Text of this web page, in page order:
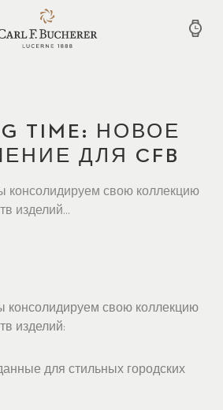
TIME: НОВОЕ
ДЛЯ CFB
консолидируем свою коллекцию
изделий...
консолидируем свою коллекцию
изделий:
для стильных городских